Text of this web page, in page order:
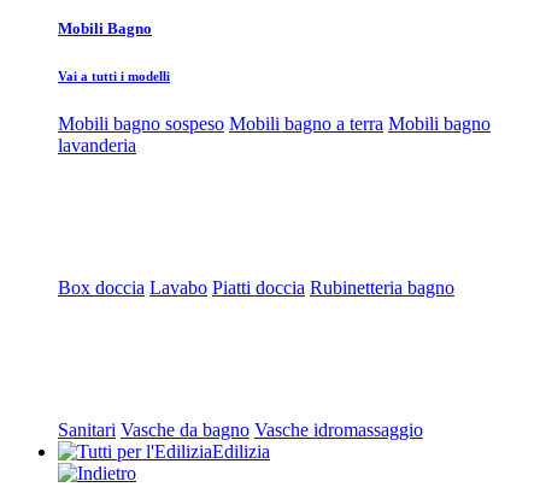
Mobili Bagno
Vai a tutti i modelli
Mobili bagno sospeso Mobili bagno a terra Mobili bagno
lavanderia
Box doccia Lavabo Piatti doccia Rubinetteria bagno
Sanitari Vasche da bagno Vasche idromassaggio
Edilizia